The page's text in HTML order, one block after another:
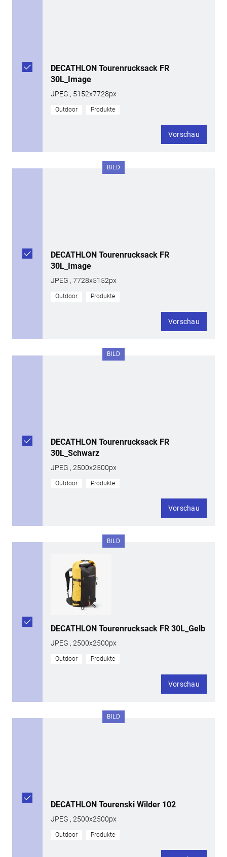
DECATHLON Tourenrucksack FR
30L_Image
JPEG , 5152x7728px
Outdoor Produkte
Vorschau
BILD
DECATHLON Tourenrucksack FR
30L_Image
JPEG , 7728x5152px
Outdoor Produkte
Vorschau
BILD
DECATHLON Tourenrucksack FR
30L_Schwarz
JPEG , 2500x2500px
Outdoor Produkte
Vorschau
BILD
DECATHLON Tourenrucksack FR 30L_Gelb
JPEG , 2500x2500px
Outdoor Produkte
Vorschau
BILD
DECATHLON Tourenski Wilder 102
JPEG , 2500x2500px
Outdoor Produkte